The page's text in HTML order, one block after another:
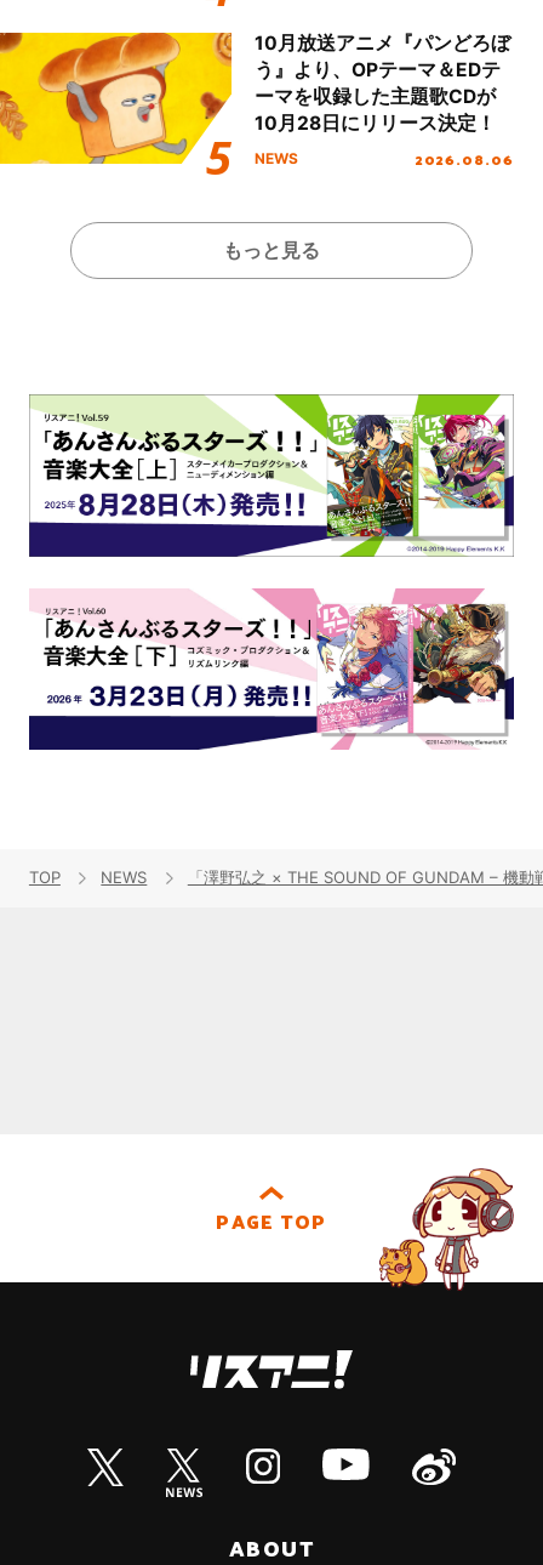
10月放送アニメ『パンどろぼ
う』より、OPテーマ＆EDテ
ーマを収録した主題歌CDが
10月28日にリリース決定！
NEWS 2026.08.06
もっと見る
TOP NEWS 「澤野弘之 × THE SOUND OF GUNDAM – 機
PAGE TOP
ABOUT